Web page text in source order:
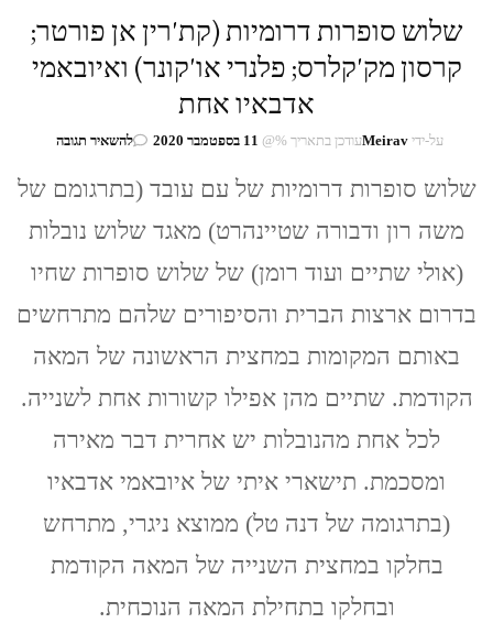
שלוש סופרות דרומיות (קת'רין אן פורטר;
קרסון מק'קלרס; פלנרי או'קונר) ואיובאמי
אדבאיו אחת
על-ידי Meiravעודכן בתאריך %@ 11 בספטמבר 2020 להשאיר תגובהבנושא
סופרות
(קת'רין
פורטר;
מק'קלרס;
או'קונר)
אדבאיו
שלוש סופרות דרומיות של עם עובד (בתרגומם של
משה רון ודבורה שטיינהרט) מאגד שלוש נובלות
(אולי שתיים ועוד רומן) של שלוש סופרות שחיו
בדרום ארצות הברית והסיפורים שלהם מתרחשים
באותם המקומות במחצית הראשונה של המאה
הקודמת. שתיים מהן אפילו קשורות אחת לשנייה.
לכל אחת מהנובלות יש אחרית דבר מאירה
ומסכמת. תישארי איתי של איובאמי אדבאיו
(בתרגומה של דנה טל) ממוצא ניגרי, מתרחש
בחלקו במחצית השנייה של המאה הקודמת
ובחלקו בתחילת המאה הנוכחית.